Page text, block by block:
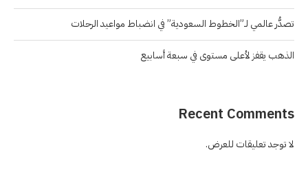
تصدُّر عالمي لـ”الخطوط السعودية” في انضباط مواعيد الرحلات
الذهب يقفز لأعلى مستوى في سبعة أسابيع
Recent Comments
لا توجد تعليقات للعرض.